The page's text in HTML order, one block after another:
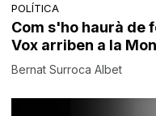
POLÍTICA
Com s'ho haurà de
Vox arriben a la
Bernat Surroca Albet